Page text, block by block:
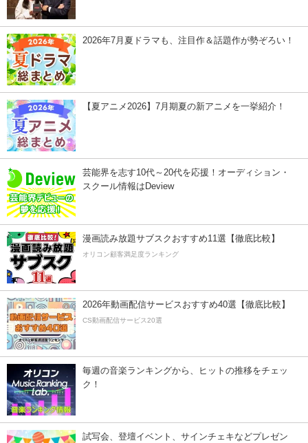
2026年7月夏ドラマも、注目作＆話題作が勢ぞろい！
【夏アニメ2026】7月期夏の新アニメを一挙紹介！
芸能界を志す10代～20代を応援！オーディション・
スクール情報はDeview
漫画読み放題サブスクおすすめ11選【徹底比較】
オリコン顧客満足度ランキング
2026年動画配信サービスおすすめ40選【徹底比較】
CS動画配信サービス20選
毎週の音楽ランキングから、ヒットの推移をチェッ
ク！
試写会、登壇イベント、サインチェキなどプレゼン